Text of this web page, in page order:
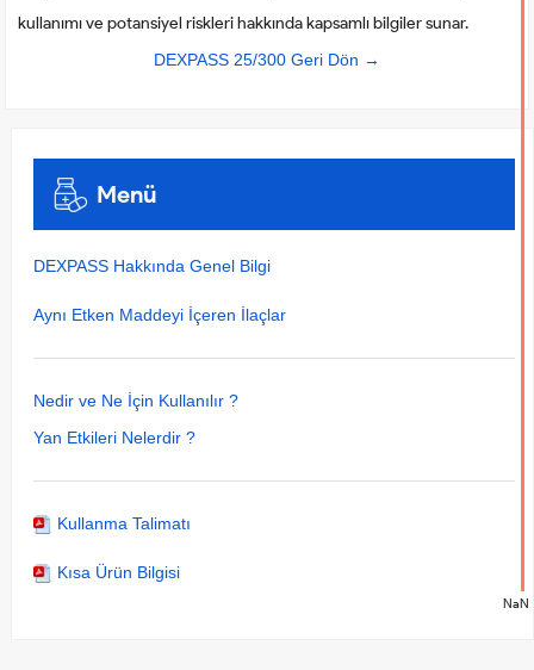
kullanımı ve potansiyel riskleri hakkında kapsamlı bilgiler sunar.
DEXPASS 25/300 Geri Dön →
Menü
DEXPASS Hakkında Genel Bilgi
Aynı Etken Maddeyi İçeren İlaçlar
Nedir ve Ne İçin Kullanılır ?
Yan Etkileri Nelerdir ?
Kullanma Talimatı
Kısa Ürün Bilgisi
NaN